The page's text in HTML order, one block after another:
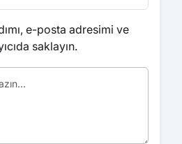
e-posta adresimi ve
saklayın.